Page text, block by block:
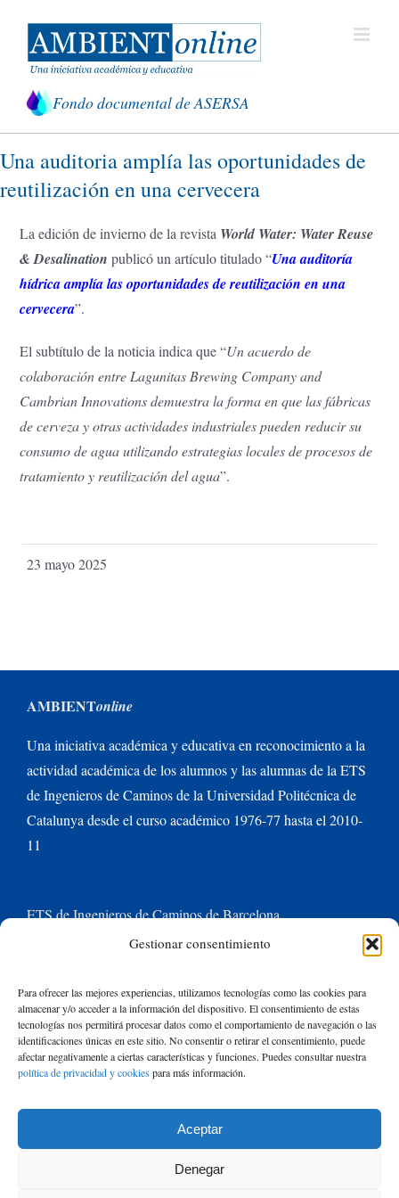
Gestionar consentimiento
Para ofrecer las mejores experiencias, utilizamos tecnologías como las cookies para
almacenar y/o acceder a la información del dispositivo. El consentimiento de estas
tecnologías nos permitirá procesar datos como el comportamiento de navegación o las
identificaciones únicas en este sitio. No consentir o retirar el consentimiento, puede
afectar negativamente a ciertas características y funciones. Puedes consultar nuestra
política de privacidad y cookiespara más información.
Aceptar
Denegar
contenido
Fondo documental de ASERSA
Una auditoria amplía las oportunidades de
reutilización en una cervecera
La edición de invierno de la revista World Water: Water Reuse
& Desalination publicó un artículo titulado “Una auditoría
hídrica amplía las oportunidades de reutilización en una
cervecera”.
El subtítulo de la noticia indica que “Un acuerdo de
colaboración entre Lagunitas Brewing Company and
Cambrian Innovations demuestra la forma en que las fábricas
de cerveza y otras actividades industriales pueden reducir su
consumo de agua utilizando estrategias locales de procesos de
tratamiento y reutilización del agua”.
23 mayo 2025
AMBIENTonline
Una iniciativa académica y educativa en reconocimiento a la
actividad académica de los alumnos y las alumnas de la ETS
de Ingenieros de Caminos de la Universidad Politécnica de
Catalunya desde el curso académico 1976-77 hasta el 2010-
11
ETS de Ingenieros de Caminos de Barcelona
Universitat Politècnica de Catalunya BarcelonaTech
Contacte con nosotros
Buscar:
2026 de Rafael Mujeriego | Todos los derechos reservados